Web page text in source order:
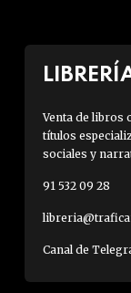
Venta de libros
títulos
sociales y
91 532 09 28
Canal de